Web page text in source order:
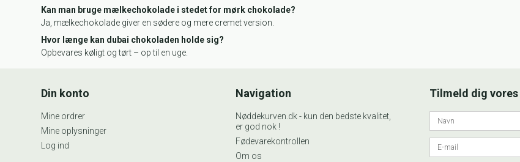
Kan man bruge mælkechokolade i stedet for mørk chokolade?
Ja, mælkechokolade giver en sødere og mere cremet version.
Hvor længe kan dubai chokoladen holde sig?
Opbevares køligt og tørt – op til en uge.
Din konto
Mine ordrer
Mine oplysninger
Log ind
Navigation
Nøddekurven.dk - kun den bedste kvalitet,
er god nok !
Fødevarekontrollen
Om os
Tilmeld dig vores